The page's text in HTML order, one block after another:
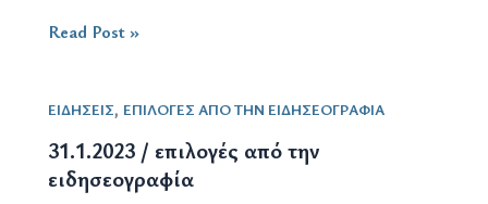
8.12.2022
μετάβαση
στο
ΦΠΑ
Read Post »
ΕΙΔΗΣΕΙΣ, ΕΠΙΛΟΓΕΣ ΑΠΟ ΤΗΝ ΕΙΔΗΣΕΟΓΡΑΦΙΑ
31.1.2023 / επιλογές από την
ειδησεογραφία